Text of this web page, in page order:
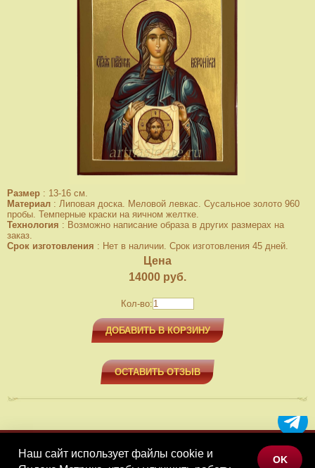
Размер : 13-16 см.
Материал : Липовая доска. Меловой левкас. Сусальное золото 960
пробы. Темперные краски на яичном желтке.
Технология : Возможно написание образа в других размерах на
заказ.
Срок изготовления : Нет в наличии. Срок изготовления 45 дней.
Цена
14000 руб.
Кол-во:
ДОБАВИТЬ В КОРЗИНУ
ОСТАВИТЬ ОТЗЫВ
МЕНЮ
Наш сайт использует файлы cookie и
OK